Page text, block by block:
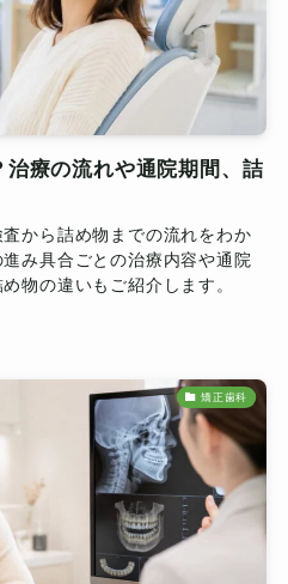
療の流れや通院期間、詰
から詰め物までの流れをわか
み具合ごとの治療内容や通院
物の違いもご紹介します。
矯正歯科